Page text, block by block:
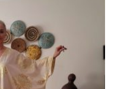
birden
fazla
varyasyonu
var.